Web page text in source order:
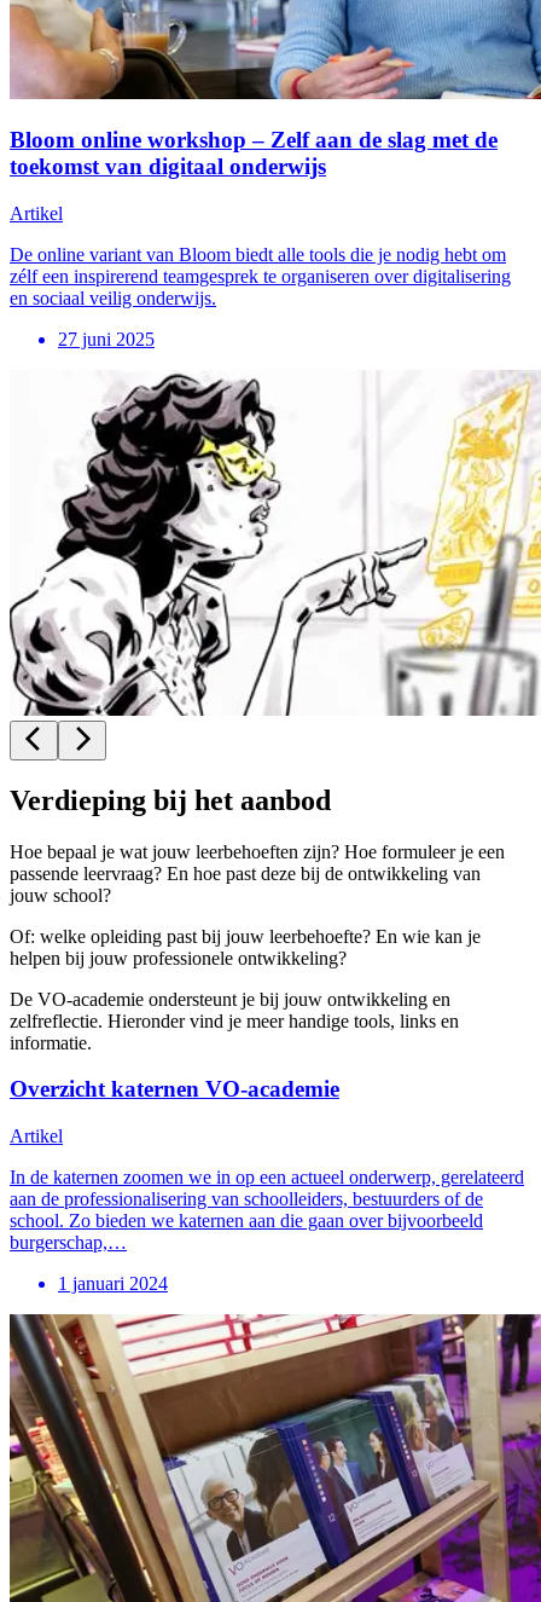
Bloom online workshop – Zelf aan de slag met de
toekomst van digitaal onderwijs
Artikel
De online variant van Bloom biedt alle tools die je nodig hebt om
zélf een inspirerend teamgesprek te organiseren over digitalisering
en sociaal veilig onderwijs.
27 juni 2025
Verdieping bij het aanbod
Hoe bepaal je wat jouw leerbehoeften zijn? Hoe formuleer je een
passende leervraag? En hoe past deze bij de ontwikkeling van
jouw school?
Of: welke opleiding past bij jouw leerbehoefte? En wie kan je
helpen bij jouw professionele ontwikkeling?
De VO-academie ondersteunt je bij jouw ontwikkeling en
zelfreflectie. Hieronder vind je meer handige tools, links en
informatie.
Overzicht katernen VO-academie
Artikel
In de katernen zoomen we in op een actueel onderwerp, gerelateerd
aan de professionalisering van schoolleiders, bestuurders of de
school. Zo bieden we katernen aan die gaan over bijvoorbeeld
burgerschap,…
1 januari 2024